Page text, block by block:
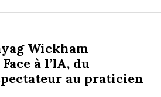
Wickham
à l’IA, du
au praticien